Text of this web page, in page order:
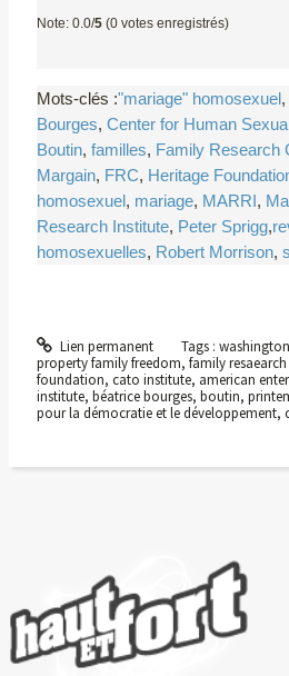
Note: 0.0/5(0 votes enregistrés)
Mots-clés :"mariage" homosexuel,
Bourges, Center for Human
Boutin, familles, Family Research
Margain, FRC, Heritage
homosexuel, mariage, MARRI,
Research Institute, Peter Sprigg,
homosexuelles, Robert Morrison,
Lien permanent Tags : washington
property family freedom, family
foundation, cato institute, american
institute, béatrice bourges, boutin,
pour la démocratie et le développement,